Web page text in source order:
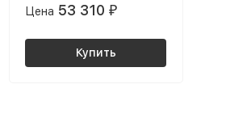
Цена 53 310 ₽
Купить